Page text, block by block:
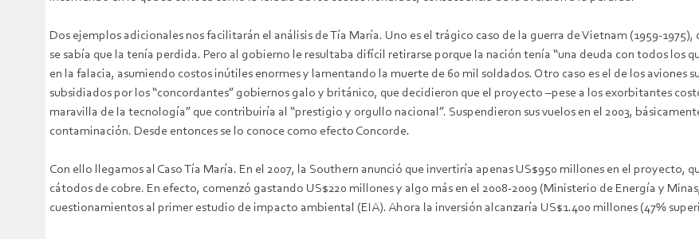
Dos ejemplos adicionales nos facilitarán el análisis de Tía María. Uno es el trágico caso de la guerra de Vietnam (1959-
se sabía que la tenía perdida. Pero al gobierno le resultaba difícil retirarse porque la nación tenía “una deuda con todos los
en la falacia, asumiendo costos inútiles enormes y lamentando la muerte de 60 mil soldados. Otro caso es el de los aviones
subsidiados por los “concordantes” gobiernos galo y británico, que decidieron que el proyecto –pese a los exorbitantes
maravilla de la tecnología” que contribuiría al “prestigio y orgullo nacional”. Suspendieron sus vuelos en el 2003,
contaminación. Desde entonces se lo conoce como efecto Concorde.
Con ello llegamos al Caso Tía María. En el 2007, la Southern anunció que invertiría apenas US$950 millones en el proyecto,
cátodos de cobre. En efecto, comenzó gastando US$220 millones y algo más en el 2008-2009 (Ministerio de Energía y
cuestionamientos al primer estudio de impacto ambiental (EIA). Ahora la inversión alcanzaría US$1.400 millones (47%